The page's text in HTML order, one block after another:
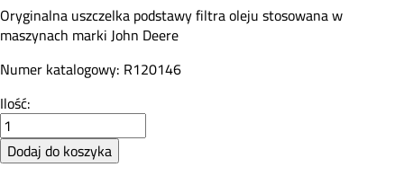
Oryginalna uszczelka podstawy filtra oleju stosowana w
maszynach marki John Deere
Numer katalogowy: R120146
Uszczelka
filtra
oleju
John
Ilość:
Dodaj do koszyka